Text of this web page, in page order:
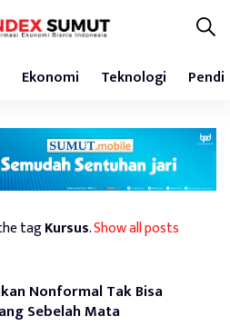
Ekonomi Teknologi
tagKursus.Show all posts
Nonformal Tak Bisa
Sebelah Mata